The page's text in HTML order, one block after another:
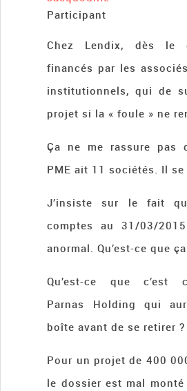
Participant
Chez Lendix, dès le
financés par les
institutionnels, qui de
projet si la « foule » ne
Ça ne me rassure pas
PME ait 11 sociétés. Il
J’insiste sur le fait
comptes au 31/03/
anormal. Qu’est-ce que
Qu’est-ce que c’est
Parnas Holding qui
boîte avant de se retirer ?
Pour un projet de 400
le dossier est mal